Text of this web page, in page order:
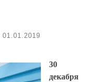
01.01.2019
30
декабря